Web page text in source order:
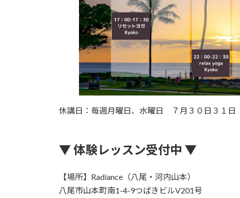
休講日：毎週月曜日、水曜日 ７月３０日３１日
▼ 体験レッスン受付中 ▼
【場所】Radiance（八尾・河内山本）
八尾市山本町南1-4-9つばきビルV201号